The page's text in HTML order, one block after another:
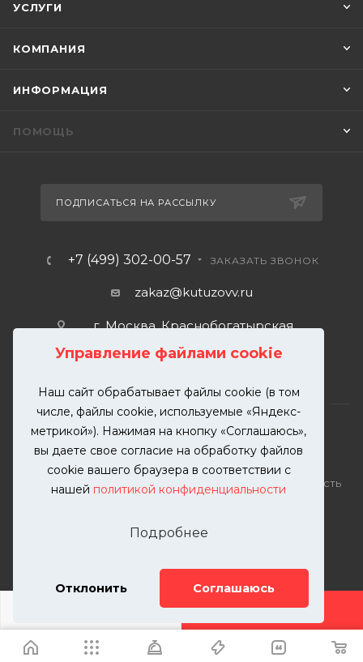
Управление файлами cookie
Наш сайт обрабатывает файлы cookie (в том
числе, файлы cookie, используемые «Яндекс-
метрикой»). Нажимая на кнопку «Соглашаюсь»,
вы даете свое согласие на обработку файлов
cookie вашего браузера в соответствии с
нашей политикой конфиденциальности
Подробнее
Отклонить Соглашаюсь
ДОБАВИТЬ УСЛУГУ
УСЛУГИ
КОМПАНИЯ
ИНФОРМАЦИЯ
ПОМОЩЬ
ПОДПИСАТЬСЯ НА РАССЫЛКУ
+7 (499) 302-00-57 ЗАКАЗАТЬ ЗВОНОК
zakaz@kutuzovv.ru
г. Москва, Краснобогатырская
2026 © KUTUZOVV | Кузовной ремонт и покраска
автомобилей. Вся информация на сайте – собственность
разрешения запрещена. Все права защищены.
Телефон: 8(499)-302-00-57